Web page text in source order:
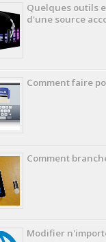
Quelques outils
d'une source
Comment faire
Comment
Modifier